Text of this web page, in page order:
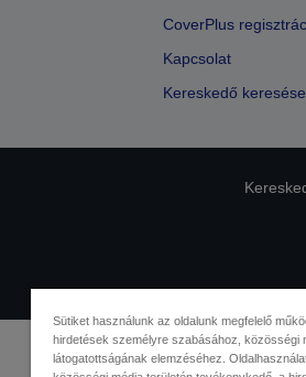
CoverPlus
Kapcsolat
Kereskedő keresése
Sütiket használunk az oldalunk megfelelő
hirdetések személyre szabásához, közösségi
látogatottságának elemzéséhez.